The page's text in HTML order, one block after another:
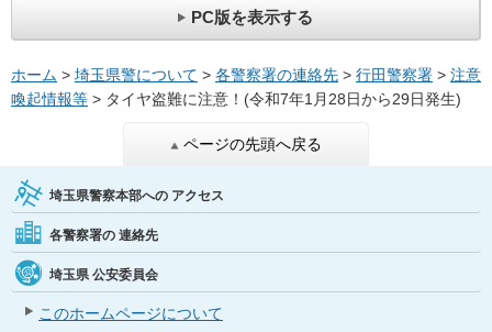
PC版を表示する
ホーム > 埼玉県警について > 各警察署の連絡先 > 行田警察署 > 注意
喚起情報等 > タイヤ盗難に注意！(令和7年1月28日から29日発生)
ページの先頭へ戻る
埼玉県警察本部への アクセス
各警察署の 連絡先
埼玉県 公安委員会
このホームページについて